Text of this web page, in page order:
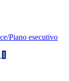
Piano esecutivo
1